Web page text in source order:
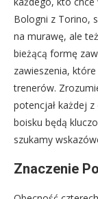
Bologni z Torino,
na murawę, ale
bieżącą formę
zawieszenia,
trenerów.
potencjał każdej
boisku będą
szukamy
Znaczenie